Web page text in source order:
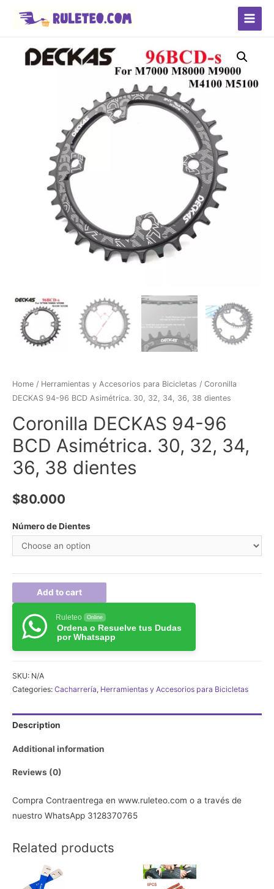
Main
Menu
Home / Herramientas y Accesorios para Bicicletas / Coronilla
DECKAS 94-96 BCD Asimétrica. 30, 32, 34, 36, 38 dientes
Coronilla DECKAS 94-96
BCD Asimétrica. 30, 32, 34,
36, 38 dientes
$80.000
Número de Dientes
Add to cart
Ruleteo Online
Ordena o Resuelve tus Dudas
por Whatsapp
SKU: N/A
Categories: Cacharrería, Herramientas y Accesorios para Bicicletas
Description
Additional information
Reviews (0)
Compra Contraentrega en www.ruleteo.com o a través de
nuestro WhatsApp 3128370765
Related products